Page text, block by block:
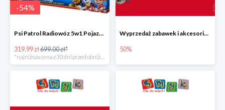
-54%
Psi Patrol Radiowóz 5w1 Pojazd ratunkowy z figurką Chase'a
319.99 zł699.00 zł*
Wyprzedaż zabawek i akcesoriów niemowlęcych w Smyku do -50%
50%